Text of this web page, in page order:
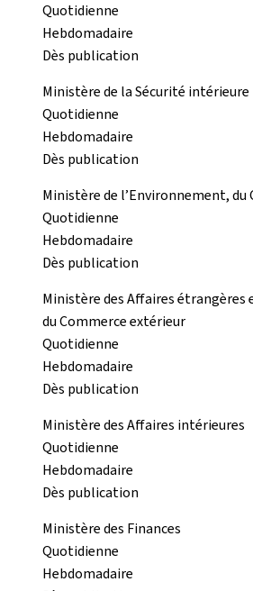
Quotidienne
Hebdomadaire
Dès publication
Ministère de la Sécurité intérieure
Quotidienne
Hebdomadaire
Dès publication
Ministère de l’Environnement,
Quotidienne
Hebdomadaire
Dès publication
Ministère des Affaires étrangères
du Commerce extérieur
Quotidienne
Hebdomadaire
Dès publication
Ministère des Affaires intérieures
Quotidienne
Hebdomadaire
Dès publication
Ministère des Finances
Quotidienne
Hebdomadaire